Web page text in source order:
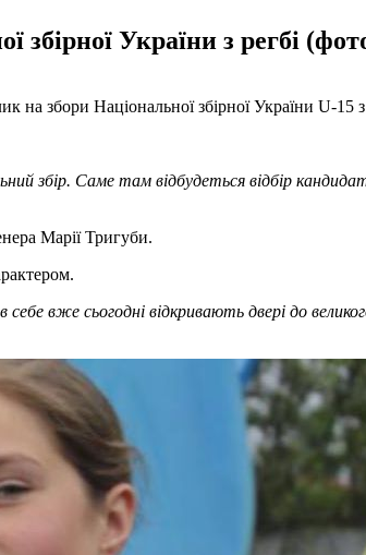
України з регбі
збори Національної збірної України U-15 з
збір. Саме там відбудеться відбір
Марії Тригуби.
вже сьогодні відкривають двері до